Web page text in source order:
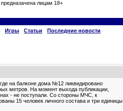
лицам 18+
Игры Статьи Последние новости
на балконе дома №12 ликвидировано
метров. На момент выхода публикации,
- не поступали. Со стороны МЧС, к
15 человек личного состава и три единицы